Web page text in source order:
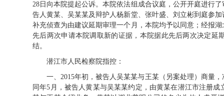
28日向本院提起公诉。本院依法组成合议庭，公开开庭进行
告人黄某、吴某某及辩护人杨新堂、张叶盛、刘立彬到庭参
补充侦查为由建议延期审理一个月，本院均予以同意；经报
先后两次申请本院调取新的证据，本院据此先后两次决定
结。
潜江市人民检察院指控：
一、2015年初，被告人吴某某与王某（另案处理）商量
同年5月，被告人黄某与吴某某约定，由黄某在潜江市注册